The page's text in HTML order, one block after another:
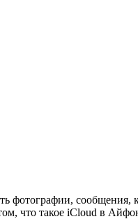
фотографии, сообщения,
что такое iCloud в